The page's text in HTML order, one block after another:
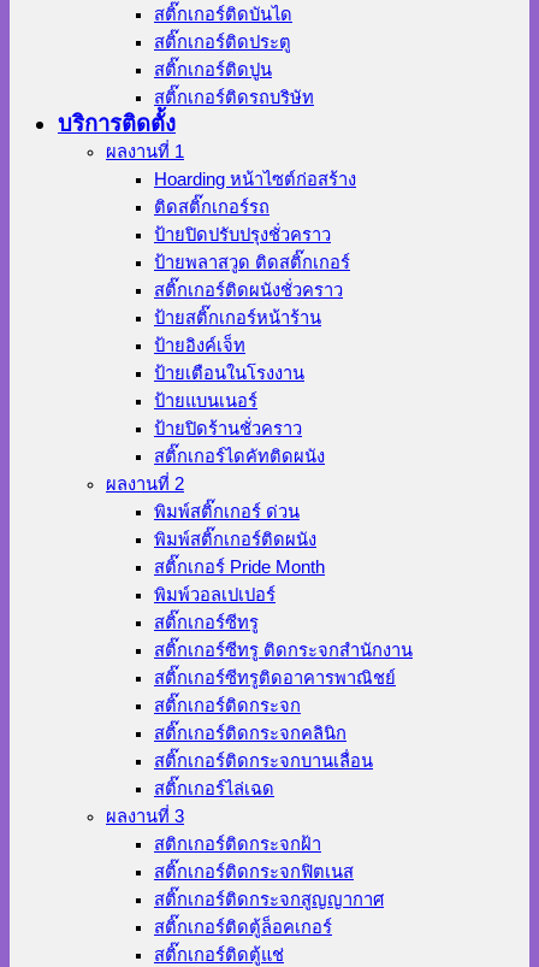
สติ๊กเกอร์ติดบันได
สติ๊กเกอร์ติดประตู
สติ๊กเกอร์ติดปูน
สติ๊กเกอร์ติดรถบริษัท
บริการติดตั้ง
ผลงานที่ 1
Hoarding หน้าไซต์ก่อสร้าง
ติดสติ๊กเกอร์รถ
ป้ายปิดปรับปรุงชั่วคราว
ป้ายพลาสวูด ติดสติ๊กเกอร์
สติ๊กเกอร์ติดผนังชั่วคราว
ป้ายสติ๊กเกอร์หน้าร้าน
ป้ายอิงค์เจ็ท
ป้ายเตือนในโรงงาน
ป้ายแบนเนอร์
ป้ายปิดร้านชั่วคราว
สติ๊กเกอร์ไดคัทติดผนัง
ผลงานที่ 2
พิมพ์สติ๊กเกอร์ ด่วน
พิมพ์สติ๊กเกอร์ติดผนัง
สติ๊กเกอร์ Pride Month
พิมพ์วอลเปเปอร์
สติ๊กเกอร์ซีทรู
สติ๊กเกอร์ซีทรู ติดกระจกสำนักงาน
สติ๊กเกอร์ซีทรูติดอาคารพาณิชย์
สติ๊กเกอร์ติดกระจก
สติ๊กเกอร์ติดกระจกคลินิก
สติ๊กเกอร์ติดกระจกบานเลื่อน
สติ๊กเกอร์ไล่เฉด
ผลงานที่ 3
สติกเกอร์ติดกระจกฝ้า
สติ๊กเกอร์ติดกระจกฟิตเนส
สติ๊กเกอร์ติดกระจกสูญญากาศ
สติ๊กเกอร์ติดตู้ล็อคเกอร์
สติ๊กเกอร์ติดตู้แช่